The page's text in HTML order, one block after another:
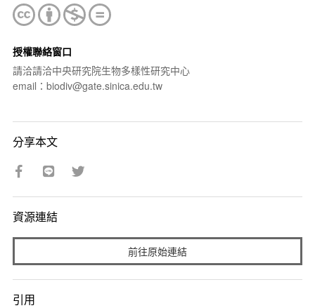
授權聯絡窗口
請洽請洽中央研究院生物多樣性研究中心
email：biodiv@gate.sinica.edu.tw
分享本文
資源連結
前往原始連結
引用